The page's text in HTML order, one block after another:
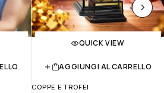
QUICK VIEW
AGGIUNGI AL CARRELLO
COPPE E TROFEI